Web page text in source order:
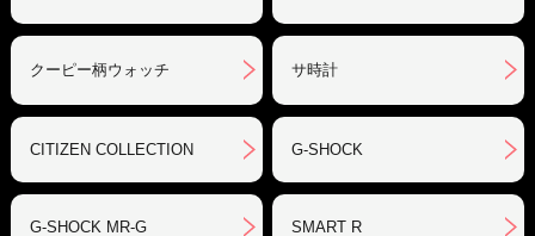
クーピー柄ウォッチ サ時計
CITIZEN COLLECTION G-SHOCK
G-SHOCK MR-G SMART R